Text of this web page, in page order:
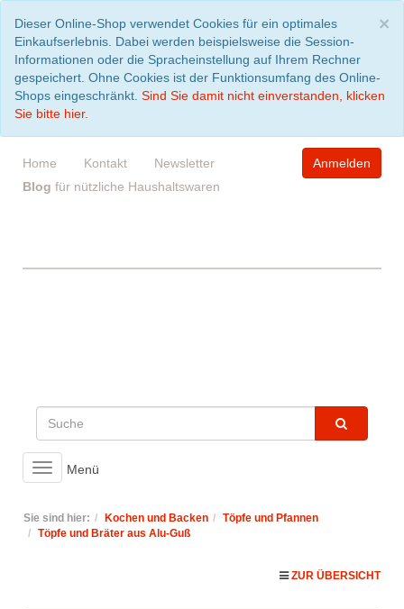
×
Dieser Online-Shop verwendet Cookies für ein optimales
Einkaufserlebnis. Dabei werden beispielsweise die Session-
Informationen oder die Spracheinstellung auf Ihrem Rechner
gespeichert. Ohne Cookies ist der Funktionsumfang des Online-
Shops eingeschränkt. Sind Sie damit nicht einverstanden, klicken
Sie bitte hier.
Home Kontakt
Newsletter
Blog für nützliche Haushaltswaren
Anmelden
Toggle
navigation
Menü
Sie sind hier: Kochen und Backen
Töpfe und Pfannen
Töpfe und Bräter aus Alu-Guß
ZUR ÜBERSICHT